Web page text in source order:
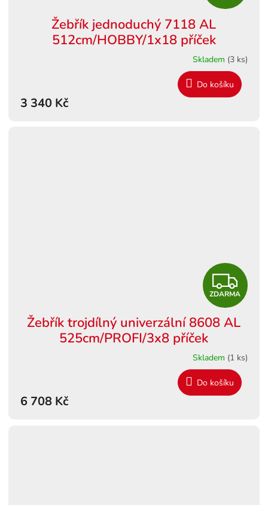
D
R
M
Žebřík jednoduchý 7118 AL
512cm/HOBBY/1x18 příček
Skladem (3 ks)
3 340 Kč
Do košíku
Z
D
A
R
M
ZDARMA
Žebřík trojdílný univerzální 8608 AL
525cm/PROFI/3x8 příček
Skladem (1 ks)
6 708 Kč
Do košíku